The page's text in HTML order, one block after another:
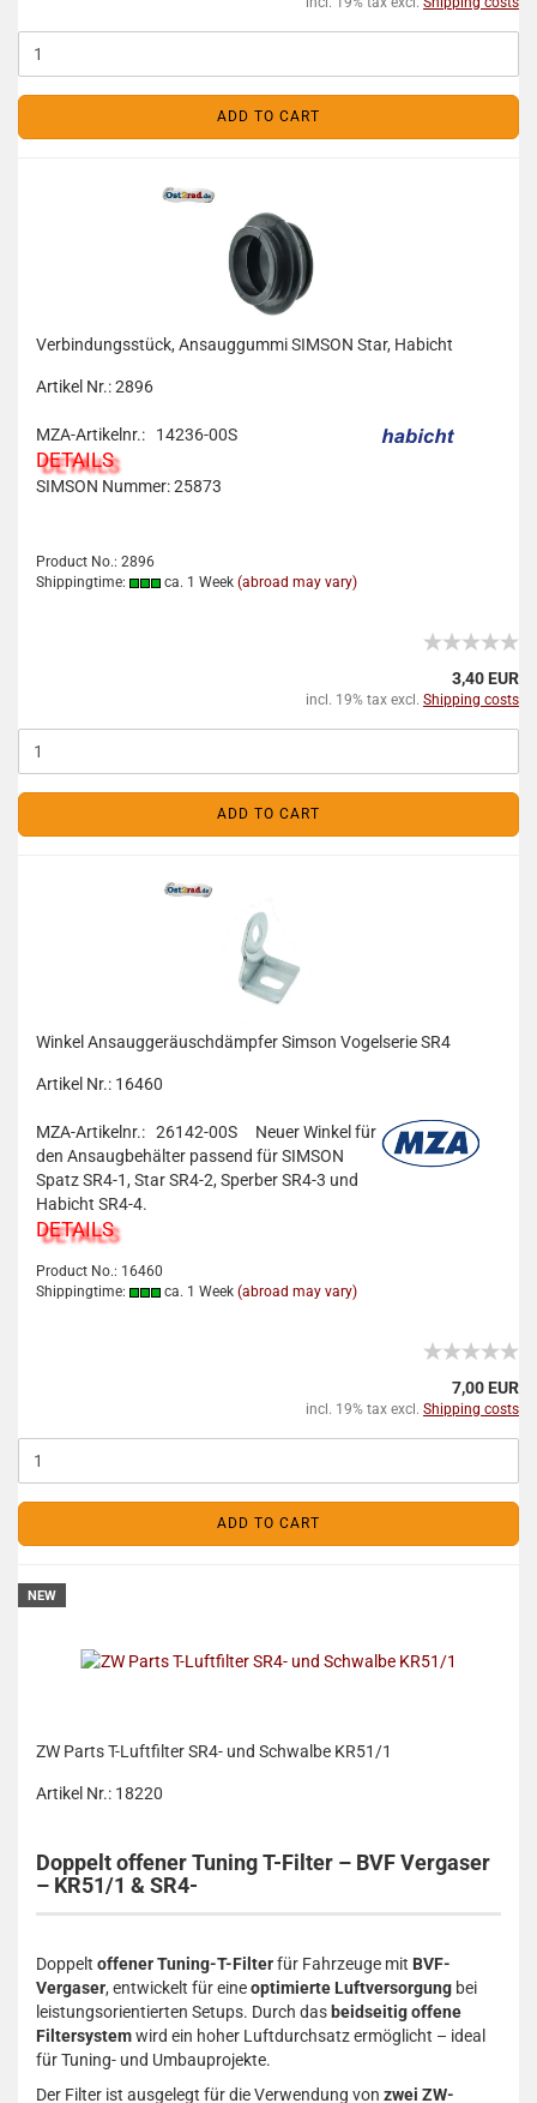
ADD TO CART
Verbindungsstück, Ansauggummi SIMSON Star, Habicht
Artikel Nr.: 2896
MZA-Artikelnr.: 14236-00S
DETAILS
SIMSON Nummer: 25873
Product No.: 2896
Shippingtime:
ca. 1 Week (abroad may vary)
3,40 EUR
incl. 19% tax excl. Shipping costs
ADD TO CART
Winkel Ansauggeräuschdämpfer Simson Vogelserie SR4
Artikel Nr.: 16460
MZA-Artikelnr.: 26142-00S
Neuer Winkel für
den Ansaugbehälter passend für SIMSON
Spatz SR4-1, Star SR4-2, Sperber SR4-3 und
Habicht SR4-4.
DETAILS
Product No.: 16460
Shippingtime:
ca. 1 Week (abroad may vary)
7,00 EUR
incl. 19% tax excl. Shipping costs
ADD TO CART
NEW
ZW Parts T-Luftfilter SR4- und Schwalbe KR51/1
Artikel Nr.: 18220
Doppelt offener Tuning T-Filter – BVF Vergaser
– KR51/1 & SR4-
Doppelt offener Tuning-T-Filterfür Fahrzeuge mit BVF-
Vergaser, entwickelt für eineoptimierte Luftversorgung bei
leistungsorientierten Setups. Durch das beidseitig offene
Filtersystemwird ein hoher Luftdurchsatz ermöglicht – ideal
für Tuning- und Umbauprojekte.
Der Filter ist ausgelegt für die Verwendung von zwei ZW-